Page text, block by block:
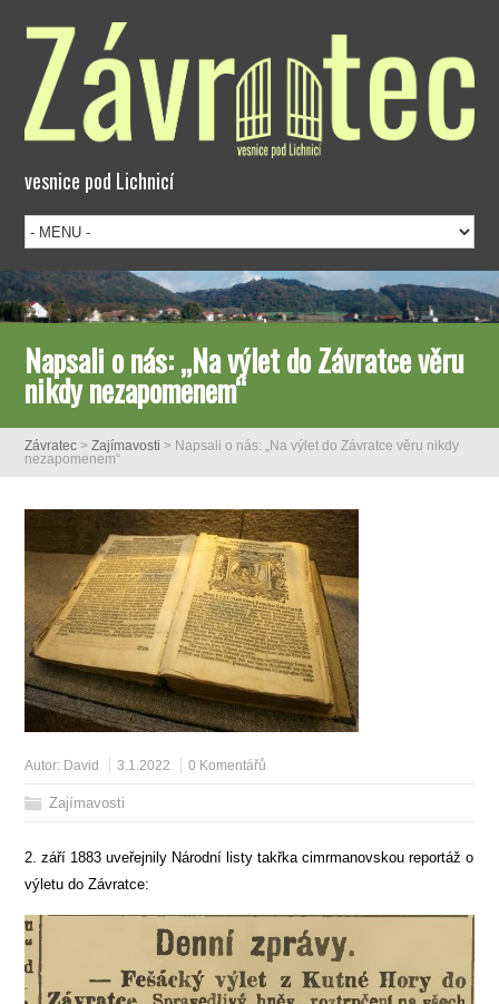
vesnice pod Lichnicí
Napsali o nás: „Na výlet do Závratce věru
nikdy nezapomenem“
Závratec >Zajímavosti > Napsali o nás: „Na výlet do Závratce věru nikdy
nezapomenem“
Autor: David 3.1.2022 0 Komentářů
Zajímavosti
2. září 1883 uveřejnily Národní listy takřka cimrmanovskou reportáž o
výletu do Závratce: